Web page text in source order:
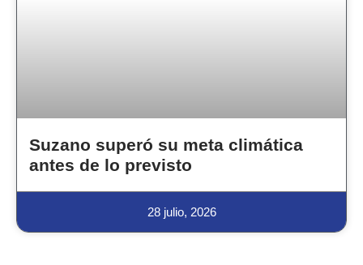
Suzano superó su meta climática
antes de lo previsto
28 julio, 2026